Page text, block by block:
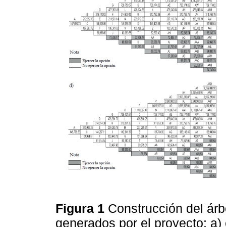
Figura 1 Construcción del
generados por el proyecto: